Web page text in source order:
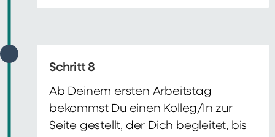
Schritt 8
Ab Deinem ersten Arbeitstag
bekommst Du einen Kolleg/In zur
Seite gestellt, der Dich begleitet, bis